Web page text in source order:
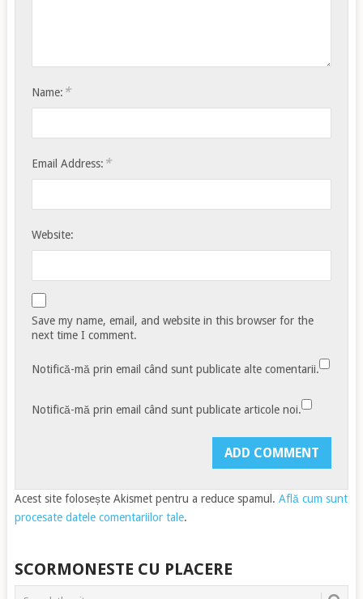
Name: *
Email Address: *
Website:
Save my name, email, and website in this browser for the
next time I comment.
Notifică-mă prin email când sunt publicate alte comentarii.
Notifică-mă prin email când sunt publicate articole noi.
Acest site folosește Akismet pentru a reduce spamul. Află cum sunt
procesate datele comentariilor tale.
SCORMONESTE CU PLACERE